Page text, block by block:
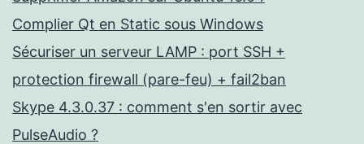
Complier Qt en Static sous Windows
Sécuriser un serveur LAMP : port SSH +
protection firewall (pare-feu) + fail2ban
Skype 4.3.0.37 : comment s'en sortir avec
PulseAudio ?